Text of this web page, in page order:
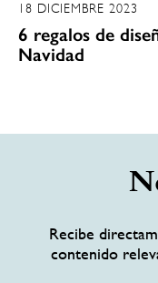
18 DICIEMBRE 2023
6 regalos de
Navidad
Recibe
contenido